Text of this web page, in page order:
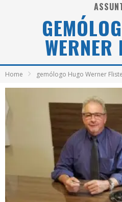
WERNER
Home gemólogo Hugo Werner